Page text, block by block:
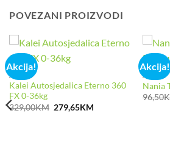
POVEZANI PROIZVODI
Akcija!
AKCIJA
Kalei Autosjedalica Eterno 360
FX 0-36kg
329,00KM Izvorna
cijena
279,65KMTrenutna
Akcija!
AKCIJA
Nania
96,50